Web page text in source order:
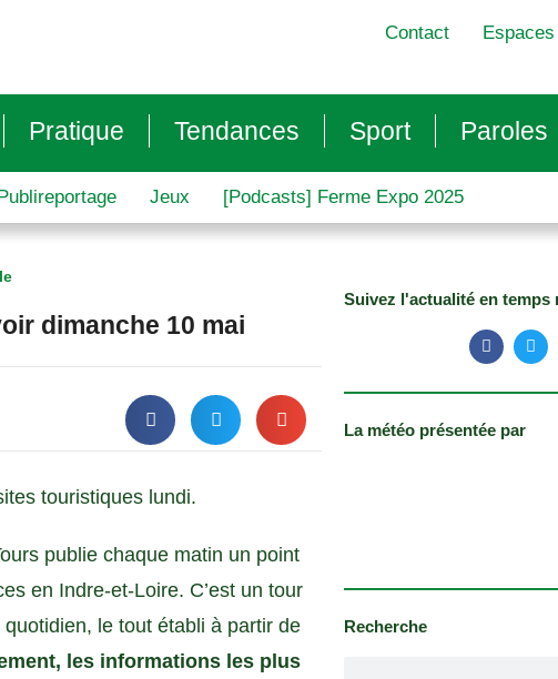
Contact
Pratique Tendances Sport Paroles
Jeux [Podcasts] Ferme Expo 2025
dimanche 10 mai
touristiques lundi.
publie chaque matin un point
en Indre-et-Loire. C’est un tour
le tout établi à partir de
les informations les plus
Suivez l'actualité en temps
La météo présentée par
Recherche